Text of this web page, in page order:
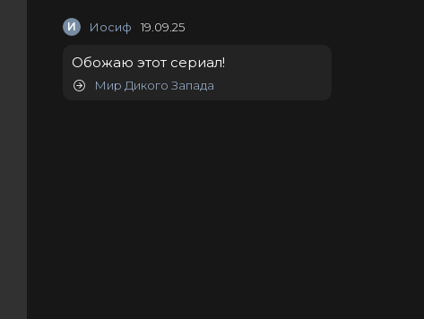
И Иосиф 19.09.25
Обожаю этот сериал!
Мир Дикого Запада